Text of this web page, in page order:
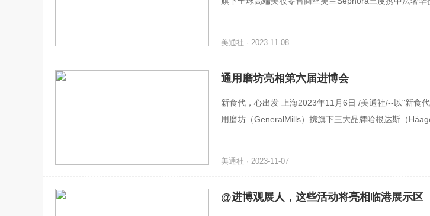
美通社 · 2023-11-08
通用磨坊亮相第六届进博会
新食代，心出发 上海2023年11月6日 /美通社/--以"新食
用磨坊（GeneralMills）携旗下三大品牌哈根达斯（
美通社 · 2023-11-07
@进博观展人，这些活动将亮相临港展示区